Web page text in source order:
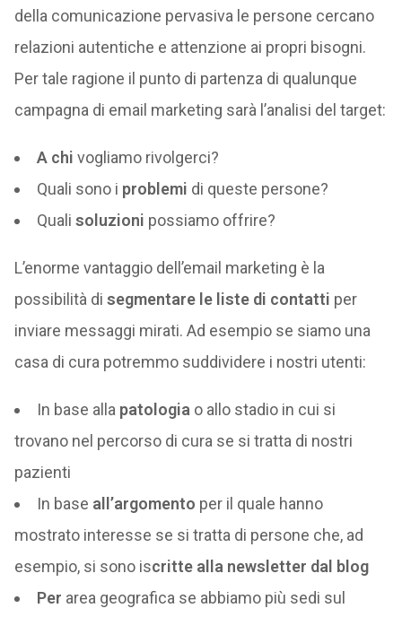
della comunicazione pervasiva le persone cercano
relazioni autentiche e attenzione ai propri bisogni.
Per tale ragione il punto di partenza di qualunque
campagna di email marketing sarà l’analisi del target:
A chi vogliamo rivolgerci?
Quali sono i problemi di queste persone?
Quali soluzioni possiamo offrire?
L’enorme vantaggio dell’email marketing è la
possibilità di segmentare le liste di contatti per
inviare messaggi mirati. Ad esempio se siamo una
casa di cura potremmo suddividere i nostri utenti:
In base alla patologia o allo stadio in cui si
trovano nel percorso di cura se si tratta di nostri
pazienti
In base all’argomento per il quale hanno
mostrato interesse se si tratta di persone che, ad
esempio, si sono iscritte alla newsletter dal blog
Per area geografica se abbiamo più sedi sul